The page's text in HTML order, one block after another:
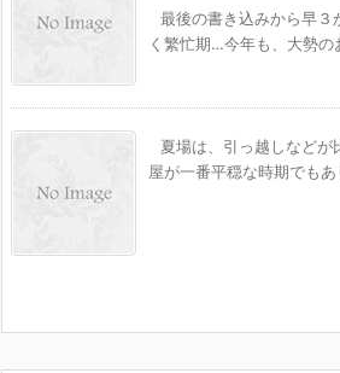
最後の書き込みから早３
く繁忙期…今年も、大勢の
夏場は、引っ越しなどが
屋が一番平穏な時期でも